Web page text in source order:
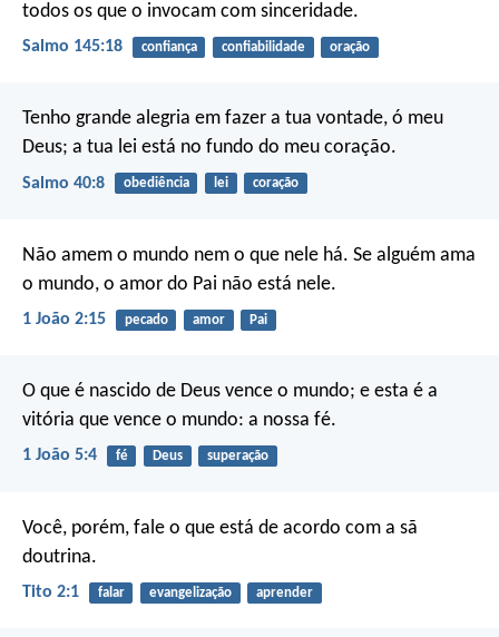
todos os que o invocam com sinceridade.
Salmo 145:18 confiança confiabilidade oração
Tenho grande alegria em fazer a tua vontade, ó meu
Deus; a tua lei está no fundo do meu coração.
Salmo 40:8 obediência lei coração
Não amem o mundo nem o que nele há. Se alguém ama
o mundo, o amor do Pai não está nele.
1 João 2:15 pecado amor Pai
O que é nascido de Deus vence o mundo; e esta é a
vitória que vence o mundo: a nossa fé.
1 João 5:4 fé Deus superação
Você, porém, fale o que está de acordo com a sã
doutrina.
Tito 2:1 falar evangelização aprender